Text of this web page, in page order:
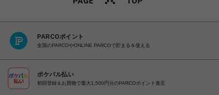
PARCOポイント
全国のPARCOやONLINE PARCOで貯まる＆使える
ポケパル払い
初回登録＆お買物で最大1,500円分のPARCOポイント進呈